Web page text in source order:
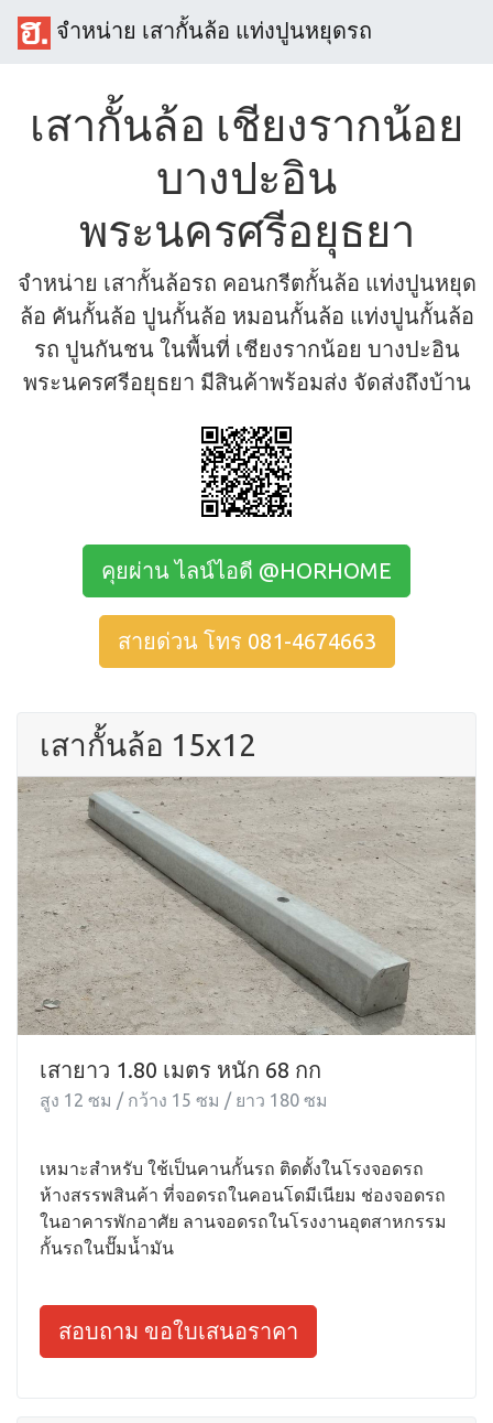
จำหน่าย เสากั้นล้อ แท่งปูนหยุดรถ
เสากั้นล้อ เชียงรากน้อย
บางปะอิน
พระนครศรีอยุธยา
จำหน่าย เสากั้นล้อรถ คอนกรีตกั้นล้อ แท่งปูนหยุด
ล้อ คันกั้นล้อ ปูนกั้นล้อ หมอนกั้นล้อ แท่งปูนกั้นล้อ
รถ ปูนกันชน ในพื้นที่ เชียงรากน้อย บางปะอิน
พระนครศรีอยุธยา มีสินค้าพร้อมส่ง จัดส่งถึงบ้าน
คุยผ่าน ไลน์ไอดี @HORHOME
สายด่วน โทร 081-4674663
เสากั้นล้อ 15x12
เสายาว 1.80 เมตร หนัก 68 กก
สูง 12 ซม / กว้าง 15 ซม / ยาว 180 ซม
เหมาะสำหรับ ใช้เป็นคานกั้นรถ ติดตั้งในโรงจอดรถ
ห้างสรรพสินค้า ที่จอดรถในคอนโดมีเนียม ช่องจอดรถ
ในอาคารพักอาศัย ลานจอดรถในโรงงานอุตสาหกรรม
กั้นรถในปั๊มน้ำมัน
สอบถาม ขอใบเสนอราคา